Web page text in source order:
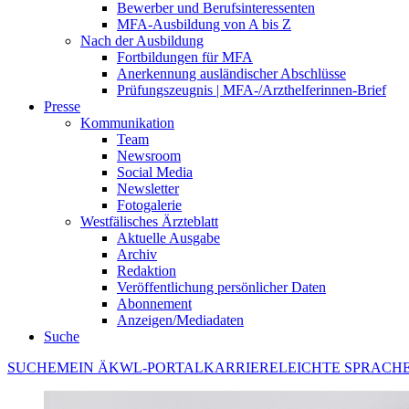
Bewerber und Berufsinteressenten
MFA-Ausbildung von A bis Z
Nach der Ausbildung
Fortbildungen für MFA
Anerkennung ausländischer Abschlüsse
Prüfungszeugnis | MFA-/Arzthelferinnen-Brief
Presse
Kommunikation
Team
Newsroom
Social Media
Newsletter
Fotogalerie
Westfälisches Ärzteblatt
Aktuelle Ausgabe
Archiv
Redaktion
Veröffentlichung persönlicher Daten
Abonnement
Anzeigen/Mediadaten
Suche
SUCHEMEIN ÄKWL-PORTALKARRIERELEICHTE